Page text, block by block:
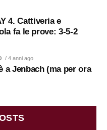
4. Cattiveria e
fa le prove: 3-5-2
/ 4 anni ago
a Jenbach (ma per ora